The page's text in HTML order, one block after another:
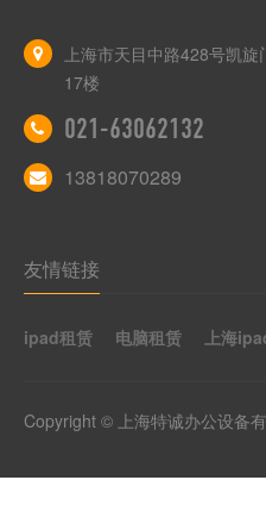
上海市天目中路428号凯旋
17楼
021-63062132
13818070289
友情链接
ipad租赁 电脑租赁 上海
Copyright © 上海特诚办公设备